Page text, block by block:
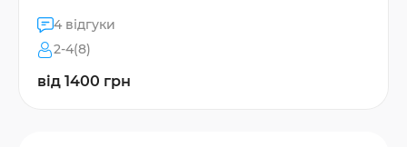
4 відгуки
2-4(8)
від 1400 грн